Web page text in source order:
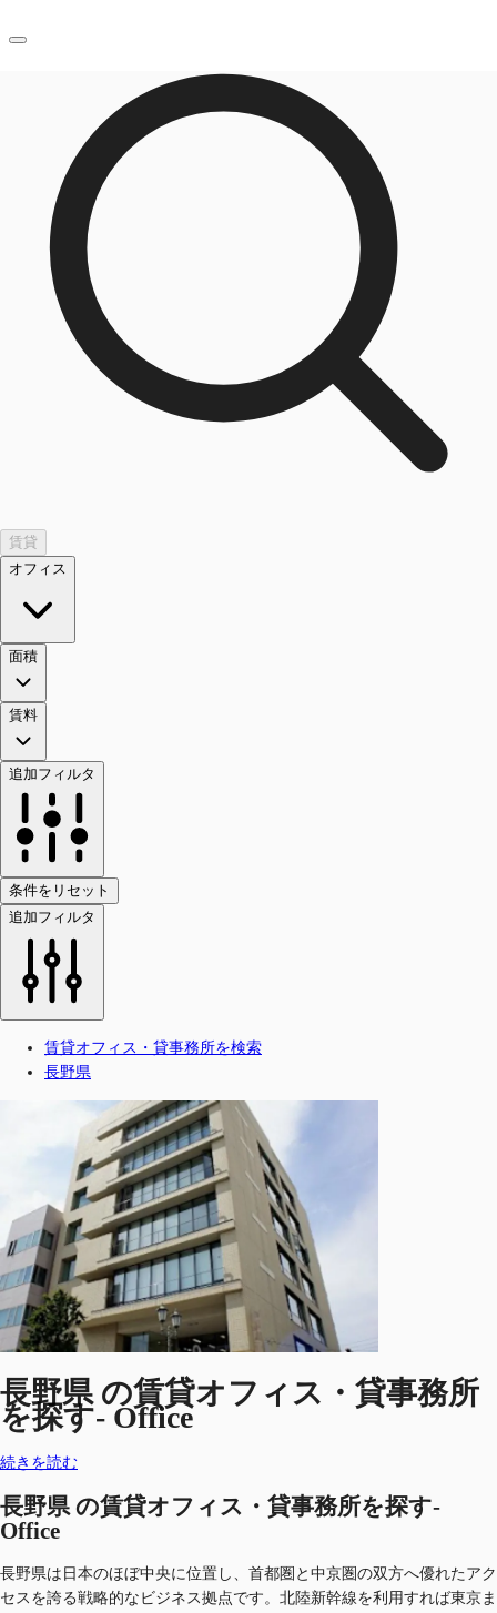
オフィス・事務所
倉庫・物流センター
地図検索
記事
仲介会社様はこちらへ
お気に入り
お電話
賃貸
オフィス
面積
賃料
追加フィルタ
条件をリセット
追加フィルタ
賃貸オフィス・貸事務所を検索
長野県
長野県 の賃貸オフィス・貸事務所
を探す- Office
続きを読む
長野県 の賃貸オフィス・貸事務所を探す-
Office
長野県は日本のほぼ中央に位置し、首都圏と中京圏の双方へ優れたアク
セスを誇る戦略的なビジネス拠点です。北陸新幹線を利用すれば東京ま